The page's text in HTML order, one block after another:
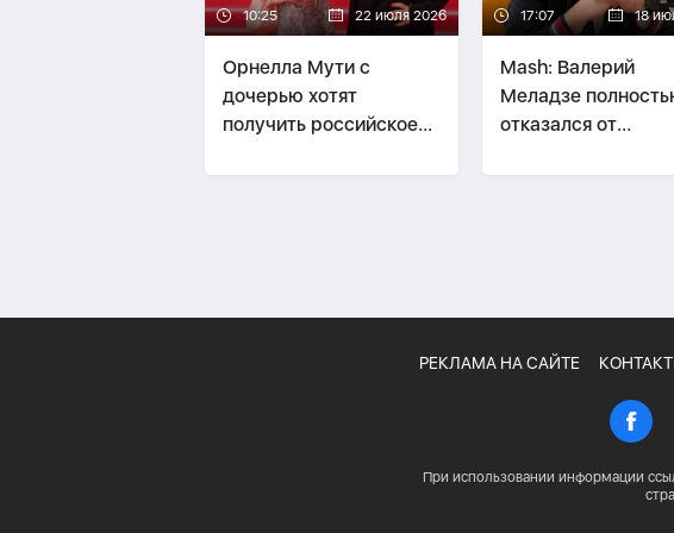
10:25 22 июля 2026
Орнелла Мути с
дочерью хотят
получить российское
17:07 18
Mash: Валерий
Меладзе
отказался от
РЕКЛАМА НА САЙТЕ
При использовании информации